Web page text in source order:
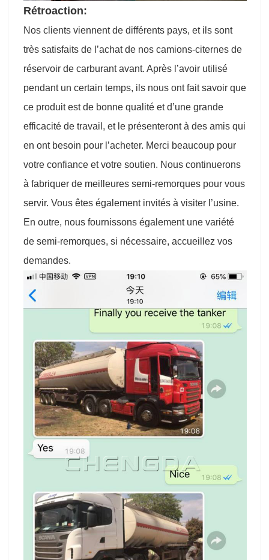
Rétroaction:
Nos clients viennent de différents pays, et ils sont
très satisfaits de l’achat de nos camions-citernes de
réservoir de carburant avant. Après l’avoir utilisé
pendant un certain temps, ils nous ont fait savoir que
ce produit est de bonne qualité et d’une grande
efficacité de travail, et le présenteront à des amis qui
en ont besoin pour l’acheter. Merci beaucoup pour
votre confiance et votre soutien. Nous continuerons
à fabriquer de meilleures semi-remorques pour vous
servir. Vous êtes également invités à visiter l’usine.
En outre, nous fournissons également une variété
de semi-remorques, si nécessaire, accueillez vos
demandes.